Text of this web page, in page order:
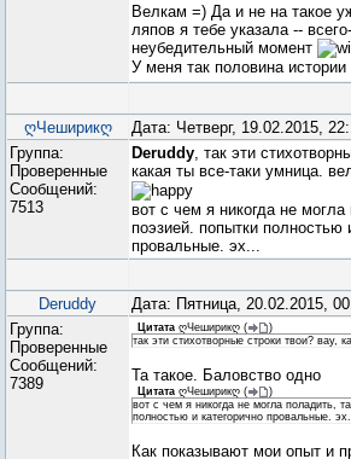
Велкам =) Да и не на такое
ляпов я тебе указала --
неубедительный момент
У меня так половина истории
ღЧеширикღ Дата: Четверг, 19.02.2015,
Группа:
Проверенные
Сообщений:
7513
Deruddy, так эти
какая ты все-таки умница.
вот с чем я никогда не могла
поэзией. попытки полностью
провальные. эх...
Deruddy Дата: Пятница, 20.02.2015,
Группа:
Проверенные
Сообщений:
7389
Цитата ღЧеширикღ (
)
так эти стихотворные строки твои? вау,
Та такое. Баловство одно
Цитата ღЧеширикღ (
)
вот с чем я никогда не могла поладить,
полностью и категорично провальные.
Как показывают мои опыт и